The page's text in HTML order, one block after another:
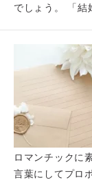
でしょう。 「結
ロマンチックに
言葉にしてプロ